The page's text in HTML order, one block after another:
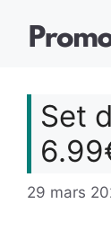
Set
29 mars